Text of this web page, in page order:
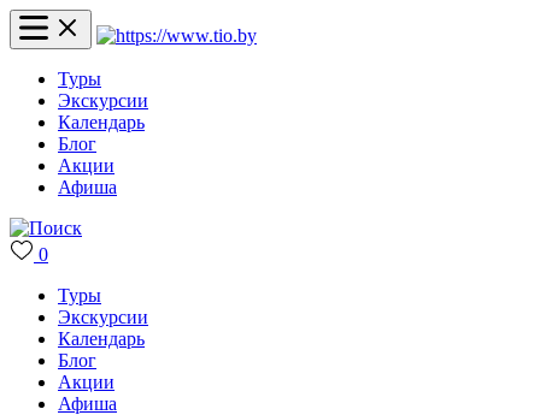
Туры
Экскурсии
Календарь
Блог
Акции
Афиша
0
Туры
Экскурсии
Календарь
Блог
Акции
Афиша